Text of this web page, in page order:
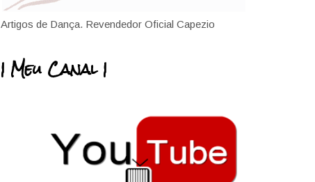
Artigos de Dança. Revendedor Oficial Capezio
| Meu Canal |